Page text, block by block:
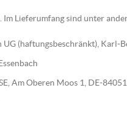
Lieferumfang sind unter
(haftungsbeschränkt), Karl-
Am Oberen Moos 1, DE-84051